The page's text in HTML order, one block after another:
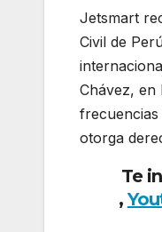
Jetsmart
Civil de
Chávez, en
frecuencias
otorga
Te
,